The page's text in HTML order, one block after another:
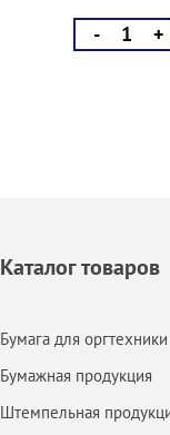
- +
Каталог товаров
Бумага для оргтехники
Бумажная продукция
Штемпельная